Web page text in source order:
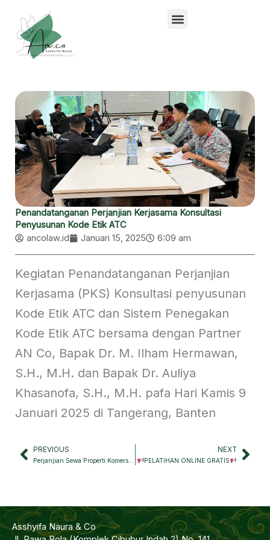
konten
Penandatanganan Perjanjian Kerjasama Konsultasi
Penyusunan Kode Etik ATC
ancolaw.id
Januari 15, 2025 6:09 am
Kegiatan Penandatanganan Perjanjian
Kerjasama (PKS) Konsultasi penyusunan
Kode Etik ATC dan Sistem Penegakan
Kode Etik ATC bersama dengan Partner
AN Co, Bapak Dr. M. Ilham Hermawan,
S.H., M.H. dan Bapak Dr. Auliya
Khasanofa, S.H., M.H. pafa Hari Kamis 9
Januari 2025 di Tangerang, Banten
Prev
PREVIOUS NEXT
PELATIHAN ONLINE GRATIS
Asshyifa Naura & Co